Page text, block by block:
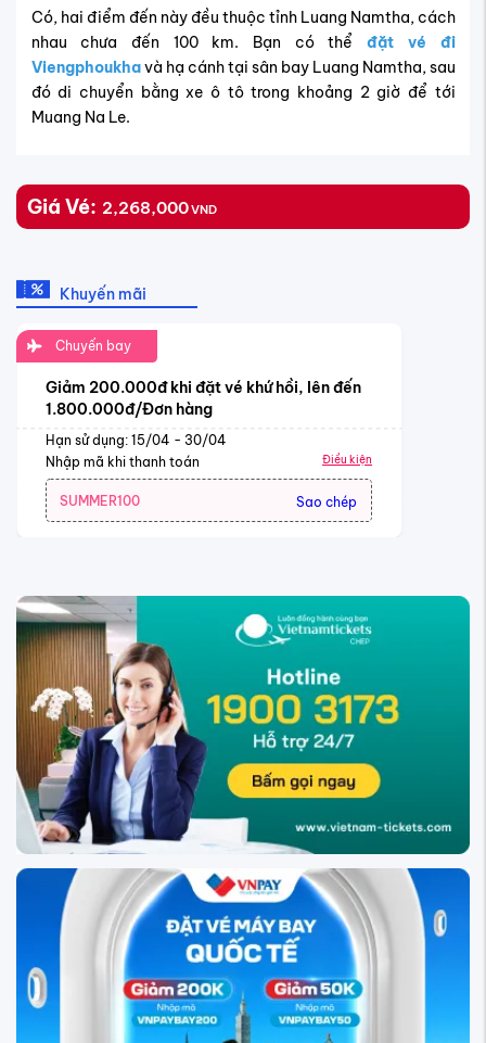
Có, hai điểm đến này đều thuộc tỉnh Luang Namtha, cách
nhau chưa đến 100 km. Bạn có thểđặt vé đi
Viengphoukhavà hạ cánh tại sân bay Luang Namtha, sau
đó di chuyển bằng xe ô tô trong khoảng 2 giờ để tới
Muang Na Le.
Giá Vé: 2,268,000VND
Khuyến mãi
Chuyến bay
Giảm 200.000đ khi đặt vé khứ hồi, lên đến
1.800.000đ/Đơn hàng
Hạn sử dụng: 15/04 - 30/04
Nhập mã khi thanh toán
Điều kiện
SUMMER100 Sao chép